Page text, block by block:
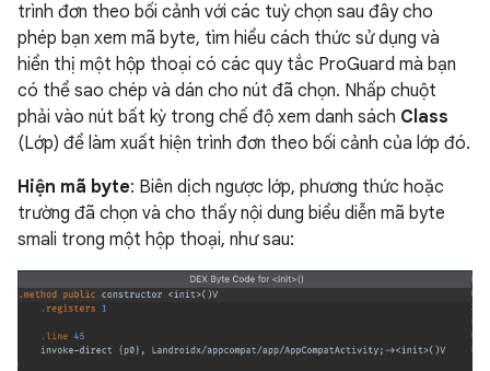
trình đơn theo bối cảnh với các tuỳ chọn sau đây cho
phép bạn xem mã byte, tìm hiểu cách thức sử dụng và
hiển thị một hộp thoại có các quy tắc ProGuard mà bạn
có thể sao chép và dán cho nút đã chọn. Nhấp chuột
phải vào nút bất kỳ trong chế độ xem danh sách Class
(Lớp) để làm xuất hiện trình đơn theo bối cảnh của lớp đó.
Hiện mã byte: Biên dịch ngược lớp, phương thức hoặc
trường đã chọn và cho thấy nội dung biểu diễn mã byte
smali trong một hộp thoại, như sau: